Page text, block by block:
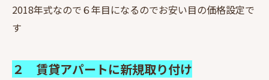
2018年式なので６年目になるのでお安い目の価格設定で
す
２ 賃貸アパートに新規取り付け